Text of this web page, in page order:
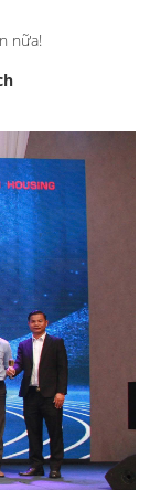
nữa!